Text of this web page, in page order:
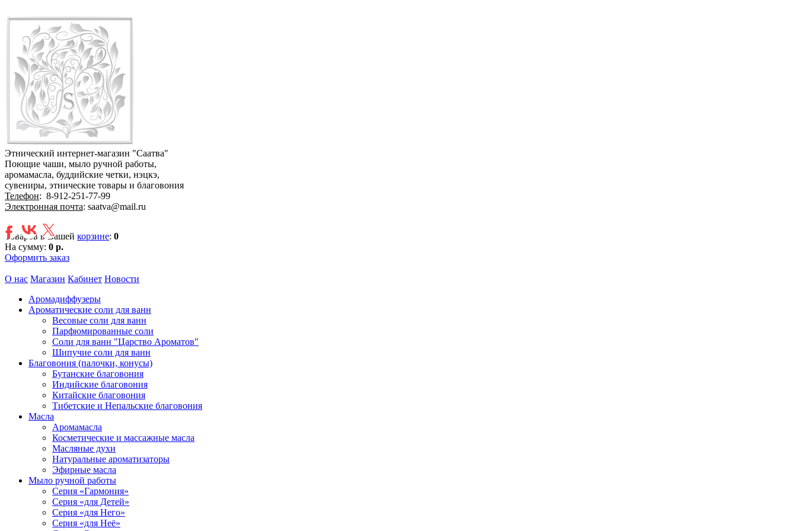
Этнический интернет-магазин "Саатва"
Поющие чаши, мыло ручной работы,
аромамасла, буддийские четки, нэцкэ,
сувениры, этнические товары и благовония
Телефон: 8-912-251-77-99
Электронная почта: saatva@mail.ru
Товаров в Вашей корзине: 0
На сумму: 0 р.
Оформить заказ
О нас Магазин Кабинет Новости
Аромадиффузеры
Ароматические соли для ванн
Весовые соли для ванн
Парфюмированные соли
Соли для ванн "Царство Ароматов"
Шипучие соли для ванн
Благовония (палочки, конусы)
Бутанские благовония
Индийские благовония
Китайские благовония
Тибетские и Непальские благовония
Масла
Аромамасла
Косметические и массажные масла
Масляные духи
Натуральные ароматизаторы
Эфирные масла
Мыло ручной работы
Серия «Гармония»
Серия «для Детей»
Серия «для Него»
Серия «для Неё»